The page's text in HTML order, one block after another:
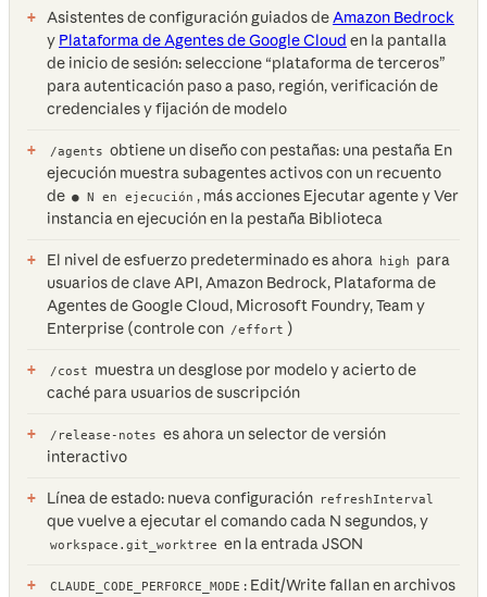
Asistentes de configuración guiados deAmazon Bedrock
y Plataforma de Agentes de Google Cloud en la pantalla
de inicio de sesión: seleccione “plataforma de terceros”
para autenticación paso a paso, región, verificación de
credenciales y fijación de modelo
/agents obtiene un diseño con pestañas: una pestaña En
ejecución muestra subagentes activos con un recuento
de ● N en ejecución , más acciones Ejecutar agente y Ver
instancia en ejecución en la pestaña Biblioteca
El nivel de esfuerzo predeterminado es ahora high
para
usuarios de clave API, Amazon Bedrock, Plataforma de
Agentes de Google Cloud, Microsoft Foundry, Team y
Enterprise (controle con /effort )
/cost
muestra un desglose por modelo y acierto de
caché para usuarios de suscripción
/release-notes es ahora un selector de versión
interactivo
Línea de estado: nueva configuración refreshInterval
que vuelve a ejecutar el comando cada N segundos, y
workspace.git_worktree en la entrada JSON
CLAUDE_CODE_PERFORCE_MODE : Edit/Write fallan en archivos